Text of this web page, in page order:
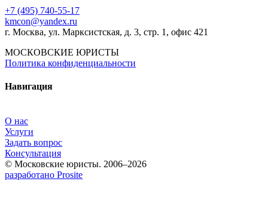
+7 (495) 740‑55‑17
kmcon@yandex.ru
г. Москва, ул. Марксистская, д. 3, стр. 1, офис 421
МОСКОВСКИЕ ЮРИСТЫ
Политика конфиденциальности
Навигация
О нас
Услуги
Задать вопрос
Консультация
© Московские юристы. 2006–2026
разработано Prosite